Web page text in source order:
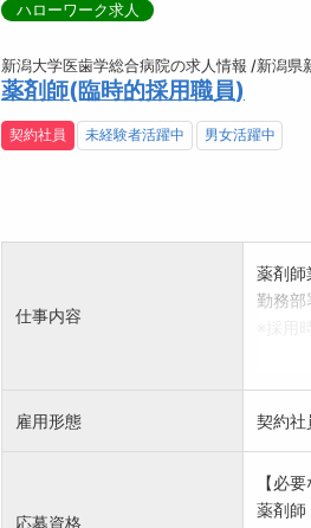
ハローワーク求人
新潟大学医歯学総合病院の求人情報 /新潟県
薬剤師(臨時的採用職員)
契約社員 未経験者活躍中 男女活躍中
仕事内容
薬剤師
勤務部
新卒
にあ
※専門
者、ま
雇用形態 契約社
応募資格
【必
薬剤師